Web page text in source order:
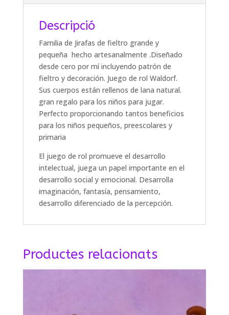
Descripció
Familia de Jirafas de fieltro grande y
pequeña hecho artesanalmente .Diseñado
desde cero por mí incluyendo patrón de
fieltro y decoración. Juego de rol Waldorf.
Sus cuerpos están rellenos de lana natural.
gran regalo para los niños para jugar.
Perfecto proporcionando tantos beneficios
para los niños pequeños, preescolares y
primaria
El juego de rol promueve el desarrollo
intelectual, juega un papel importante en el
desarrollo social y emocional. Desarrolla
imaginación, fantasía, pensamiento,
desarrollo diferenciado de la percepción.
Productes relacionats